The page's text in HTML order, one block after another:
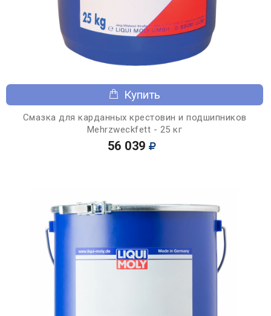
Купить
Смазка для карданных крестовин и подшипников
Mehrzweckfett - 25 кг
56 039